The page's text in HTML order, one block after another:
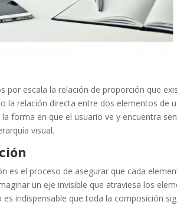
por escala la relación de proporción que
la relación directa entre dos elementos de
forma en que el usuario ve y encuentra
visual.
es el proceso de asegurar que cada
un eje invisible que atraviesa los
es indispensable que toda la composición